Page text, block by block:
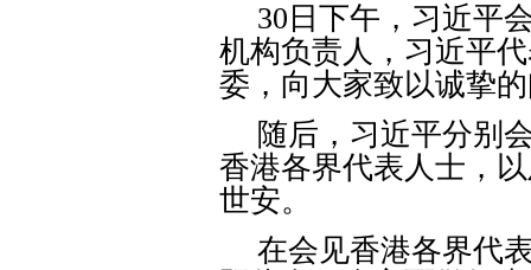
30 日下午，习近平
机构负责人，习近平
委，向大家致以诚挚
随后，习近平分别
香港各界代表人士，
世安。
在会见香港各界代